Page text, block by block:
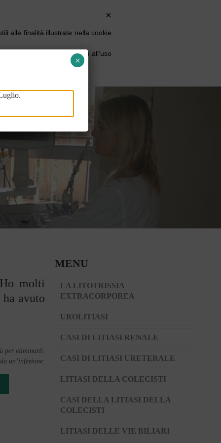
molti
avuto
per eliminarli.
un’infezione.
MENU
LA LITOTRISSIA
EXTRACORPOREA
UROLITIASI
CASI DI LITIASI RENALE
CASI DI LITIASI URETERALE
LITIASI DELLA COLECISTI
CASI DELLA LITIASI DELLA
COLECISTI
LITIASI DELLE VIE BILIARI
×
×
alle finalità illustrate nella cookie
altra maniera, acconsenti all’uso